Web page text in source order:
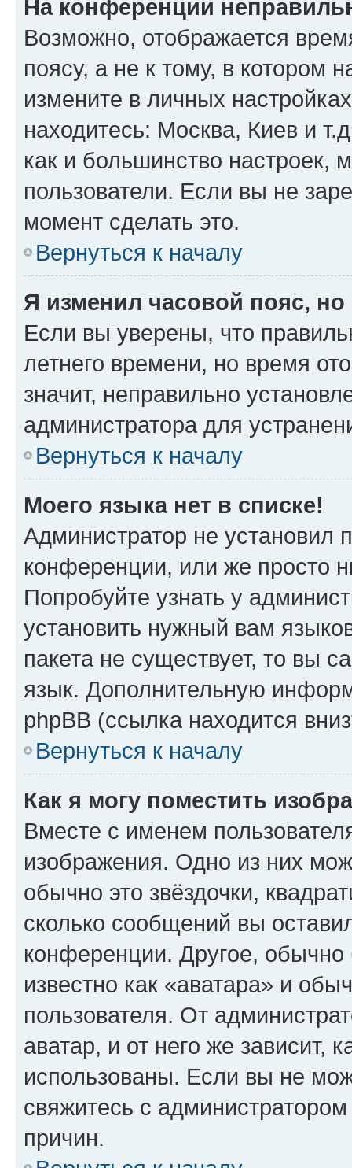
На конференции
Возможно, отображается
поясу, а не к тому, в котором
измените в личных
находитесь: Москва, Киев и
как и большинство настроек,
пользователи. Если вы не
момент сделать это.
Вернуться к началу
Я изменил часовой пояс,
Если вы уверены, что
летнего времени, но время
значит, неправильно
администратора для
Вернуться к началу
Моего языка нет в списке!
Администратор не установил
конференции, или же просто
Попробуйте узнать у
установить нужный вам
пакета не существует, то вы
язык. Дополнительную
phpBB (ссылка находится
Вернуться к началу
Как я могу поместить
Вместе с именем
изображения. Одно из них
обычно это звёздочки,
сколько сообщений вы
конференции. Другое,
известно как «аватара» и
пользователя. От
аватар, и от него же зависит,
использованы. Если вы не
свяжитесь с
причин.